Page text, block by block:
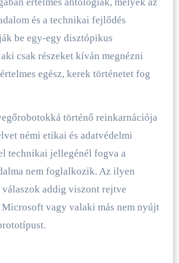
és a technikai fejlődés
be egy-egy disztópikus
csak részeket kíván megnézni
egész, kerek történetet fog
történő reinkarnációja
némi etikai és adatvédelmi
technikai jellegénél fogva a
nem foglalkozik. Az ilyen
válaszok addig viszont rejtve
Microsoft vagy valaki más nem nyújt